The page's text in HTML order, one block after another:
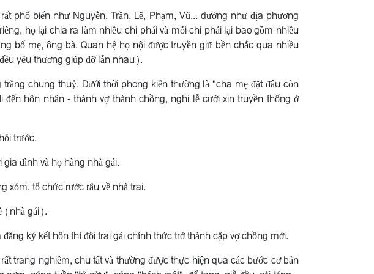
phổ biến như Nguyễn, Trần, Lê, Phạm, Vũ... dường như địa phương
họ lại chia ra làm nhiều chi phái và mỗi chi phái lại bao gồm nhiều
bố mẹ, ông bà. Quan hệ họ nội được truyền giữ bền chắc qua nhiều
yêu thương giúp đỡ lẫn nhau).
chung thuỷ. Dưới thời phong kiến thường là "cha mẹ đặt đâu còn
hôn nhân - thành vợ thành chồng, nghi lễ cưới xin truyền thống ở
trước.
đình và họ hàng nhà gái.
xóm, tổ chức rước râu về nhà trai.
(nhà gái).
ký kết hôn thì đôi trai gái chính thức trở thành cặp vợ chồng mới.
trang nghiêm, chu tất và thường được thực hiện qua các bước cơ bản